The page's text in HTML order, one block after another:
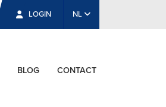
LOGIN NL
BLOG CONTACT